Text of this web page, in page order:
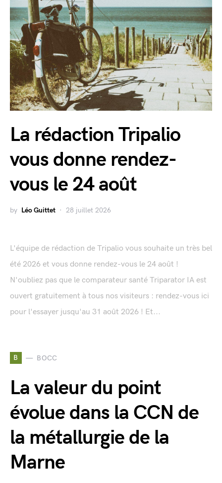
La rédaction Tripalio
vous donne rendez-
vous le 24 août
by Léo Guittet 28 juillet 2026
L'équipe de rédaction de Tripalio vous souhaite un très bel
été 2026 et vous donne rendez-vous le 24 août !
N'oubliez pas que le comparateur santé Triparator IA est
ouvert gratuitement à tous nos visiteurs : rendez-vous ici
pour l'essayer jusqu'au 31 août 2026 ! Et...
B BOCC
La valeur du point
évolue dans la CCN de
la métallurgie de la
Marne